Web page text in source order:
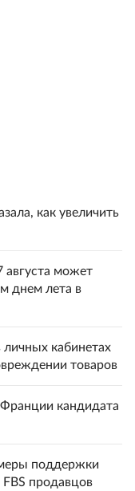
как увеличить
августа может
днем лета в
кабинетах
товаров
кандидата
поддержки
продавцов